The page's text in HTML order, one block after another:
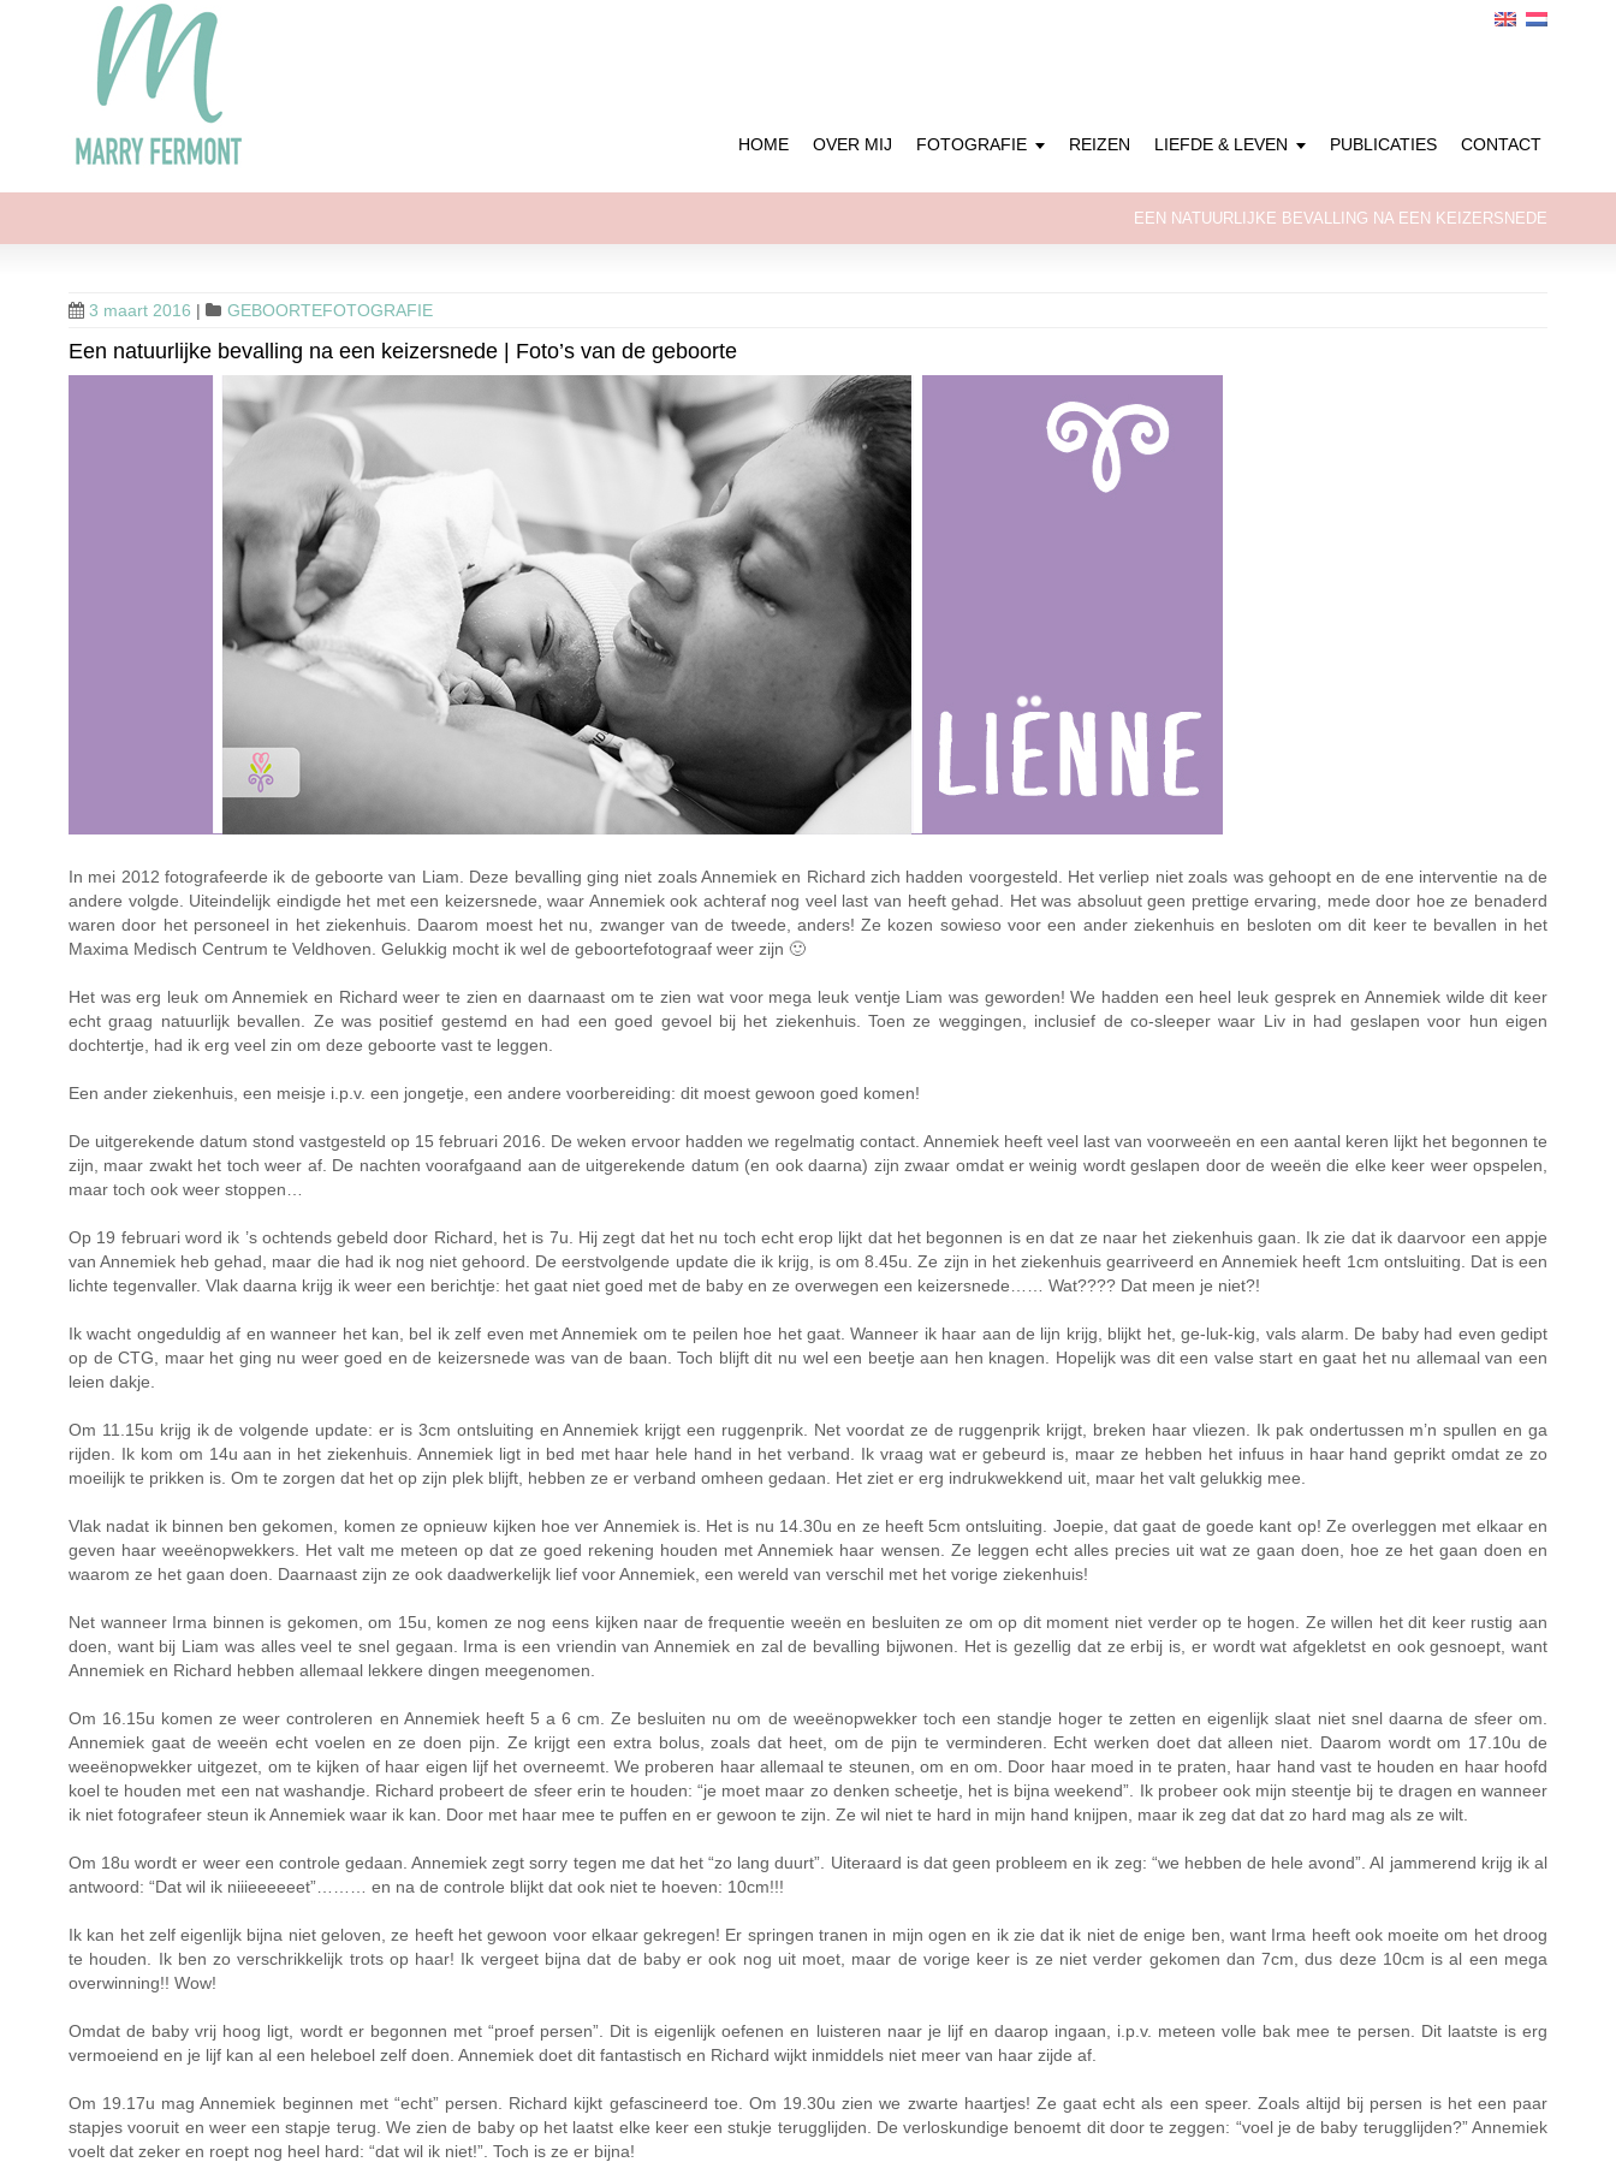
HOME OVER MIJ FOTOGRAFIE REIZEN LIEFDE & LEVEN PUBLICATIES CONTACT
EEN NATUURLIJKE BEVALLING NA EEN KEIZERSNEDE
3 maart 2016 | GEBOORTEFOTOGRAFIE
Een natuurlijke bevalling na een keizersnede | Foto’s van de geboorte
In mei 2012 fotografeerde ik de geboorte van Liam. Deze bevalling ging niet zoals Annemiek en Richard zich hadden voorgesteld. Het verliep niet zoals was gehoopt en de ene interventie na de
andere volgde. Uiteindelijk eindigde het met een keizersnede, waar Annemiek ook achteraf nog veel last van heeft gehad. Het was absoluut geen prettige ervaring, mede door hoe ze benaderd
waren door het personeel in het ziekenhuis. Daarom moest het nu, zwanger van de tweede, anders! Ze kozen sowieso voor een ander ziekenhuis en besloten om dit keer te bevallen in het
Maxima Medisch Centrum te Veldhoven. Gelukkig mocht ik wel de geboortefotograaf weer zijn 🙂
Het was erg leuk om Annemiek en Richard weer te zien en daarnaast om te zien wat voor mega leuk ventje Liam was geworden! We hadden een heel leuk gesprek en Annemiek wilde dit keer
echt graag natuurlijk bevallen. Ze was positief gestemd en had een goed gevoel bij het ziekenhuis. Toen ze weggingen, inclusief de co-sleeper waar Liv in had geslapen voor hun eigen
dochtertje, had ik erg veel zin om deze geboorte vast te leggen.
Een ander ziekenhuis, een meisje i.p.v. een jongetje, een andere voorbereiding: dit moest gewoon goed komen!
De uitgerekende datum stond vastgesteld op 15 februari 2016. De weken ervoor hadden we regelmatig contact. Annemiek heeft veel last van voorweeën en een aantal keren lijkt het begonnen te
zijn, maar zwakt het toch weer af. De nachten voorafgaand aan de uitgerekende datum (en ook daarna) zijn zwaar omdat er weinig wordt geslapen door de weeën die elke keer weer opspelen,
maar toch ook weer stoppen…
Op 19 februari word ik ’s ochtends gebeld door Richard, het is 7u. Hij zegt dat het nu toch echt erop lijkt dat het begonnen is en dat ze naar het ziekenhuis gaan. Ik zie dat ik daarvoor een appje
van Annemiek heb gehad, maar die had ik nog niet gehoord. De eerstvolgende update die ik krijg, is om 8.45u. Ze zijn in het ziekenhuis gearriveerd en Annemiek heeft 1cm ontsluiting. Dat is een
lichte tegenvaller. Vlak daarna krijg ik weer een berichtje: het gaat niet goed met de baby en ze overwegen een keizersnede…… Wat???? Dat meen je niet?!
Ik wacht ongeduldig af en wanneer het kan, bel ik zelf even met Annemiek om te peilen hoe het gaat. Wanneer ik haar aan de lijn krijg, blijkt het, ge-luk-kig, vals alarm. De baby had even gedipt
op de CTG, maar het ging nu weer goed en de keizersnede was van de baan. Toch blijft dit nu wel een beetje aan hen knagen. Hopelijk was dit een valse start en gaat het nu allemaal van een
leien dakje.
Om 11.15u krijg ik de volgende update: er is 3cm ontsluiting en Annemiek krijgt een ruggenprik. Net voordat ze de ruggenprik krijgt, breken haar vliezen. Ik pak ondertussen m’n spullen en ga
rijden. Ik kom om 14u aan in het ziekenhuis. Annemiek ligt in bed met haar hele hand in het verband. Ik vraag wat er gebeurd is, maar ze hebben het infuus in haar hand geprikt omdat ze zo
moeilijk te prikken is. Om te zorgen dat het op zijn plek blijft, hebben ze er verband omheen gedaan. Het ziet er erg indrukwekkend uit, maar het valt gelukkig mee.
Vlak nadat ik binnen ben gekomen, komen ze opnieuw kijken hoe ver Annemiek is. Het is nu 14.30u en ze heeft 5cm ontsluiting. Joepie, dat gaat de goede kant op! Ze overleggen met elkaar en
geven haar weeënopwekkers. Het valt me meteen op dat ze goed rekening houden met Annemiek haar wensen. Ze leggen echt alles precies uit wat ze gaan doen, hoe ze het gaan doen en
waarom ze het gaan doen. Daarnaast zijn ze ook daadwerkelijk lief voor Annemiek, een wereld van verschil met het vorige ziekenhuis!
Net wanneer Irma binnen is gekomen, om 15u, komen ze nog eens kijken naar de frequentie weeën en besluiten ze om op dit moment niet verder op te hogen. Ze willen het dit keer rustig aan
doen, want bij Liam was alles veel te snel gegaan. Irma is een vriendin van Annemiek en zal de bevalling bijwonen. Het is gezellig dat ze erbij is, er wordt wat afgekletst en ook gesnoept, want
Annemiek en Richard hebben allemaal lekkere dingen meegenomen.
Om 16.15u komen ze weer controleren en Annemiek heeft 5 a 6 cm. Ze besluiten nu om de weeënopwekker toch een standje hoger te zetten en eigenlijk slaat niet snel daarna de sfeer om.
Annemiek gaat de weeën echt voelen en ze doen pijn. Ze krijgt een extra bolus, zoals dat heet, om de pijn te verminderen. Echt werken doet dat alleen niet. Daarom wordt om 17.10u de
weeënopwekker uitgezet, om te kijken of haar eigen lijf het overneemt. We proberen haar allemaal te steunen, om en om. Door haar moed in te praten, haar hand vast te houden en haar hoofd
koel te houden met een nat washandje. Richard probeert de sfeer erin te houden: “je moet maar zo denken scheetje, het is bijna weekend”. Ik probeer ook mijn steentje bij te dragen en wanneer
ik niet fotografeer steun ik Annemiek waar ik kan. Door met haar mee te puffen en er gewoon te zijn. Ze wil niet te hard in mijn hand knijpen, maar ik zeg dat dat zo hard mag als ze wilt.
Om 18u wordt er weer een controle gedaan. Annemiek zegt sorry tegen me dat het “zo lang duurt”. Uiteraard is dat geen probleem en ik zeg: “we hebben de hele avond”. Al jammerend krijg ik al
antwoord: “Dat wil ik niiieeeeeet”……… en na de controle blijkt dat ook niet te hoeven: 10cm!!!
Ik kan het zelf eigenlijk bijna niet geloven, ze heeft het gewoon voor elkaar gekregen! Er springen tranen in mijn ogen en ik zie dat ik niet de enige ben, want Irma heeft ook moeite om het droog
te houden. Ik ben zo verschrikkelijk trots op haar! Ik vergeet bijna dat de baby er ook nog uit moet, maar de vorige keer is ze niet verder gekomen dan 7cm, dus deze 10cm is al een mega
overwinning!! Wow!
Omdat de baby vrij hoog ligt, wordt er begonnen met “proef persen”. Dit is eigenlijk oefenen en luisteren naar je lijf en daarop ingaan, i.p.v. meteen volle bak mee te persen. Dit laatste is erg
vermoeiend en je lijf kan al een heleboel zelf doen. Annemiek doet dit fantastisch en Richard wijkt inmiddels niet meer van haar zijde af.
Om 19.17u mag Annemiek beginnen met “echt” persen. Richard kijkt gefascineerd toe. Om 19.30u zien we zwarte haartjes! Ze gaat echt als een speer. Zoals altijd bij persen is het een paar
stapjes vooruit en weer een stapje terug. We zien de baby op het laatst elke keer een stukje terugglijden. De verloskundige benoemt dit door te zeggen: “voel je de baby terugglijden?” Annemiek
voelt dat zeker en roept nog heel hard: “dat wil ik niet!”. Toch is ze er bijna!